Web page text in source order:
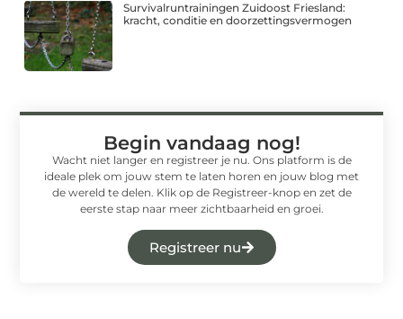
Survivalruntrainingen Zuidoost Friesland:
kracht, conditie en doorzettingsvermogen
Begin vandaag nog!
Wacht niet langer en registreer je nu. Ons platform is de
ideale plek om jouw stem te laten horen en jouw blog met
de wereld te delen. Klik op de Registreer-knop en zet de
eerste stap naar meer zichtbaarheid en groei.
Registreer nu